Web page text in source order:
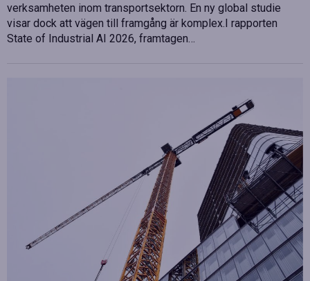
verksamheten inom transportsektorn. En ny global studie
visar dock att vägen till framgång är komplex.I rapporten
State of Industrial AI 2026, framtagen…